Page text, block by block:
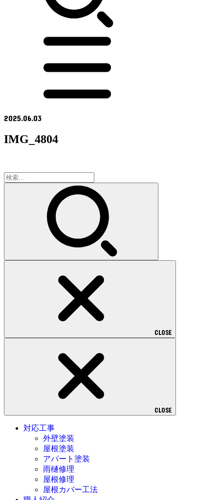
2025.06.03
IMG_4804
検
索:
CLOSE
CLOSE
対応工事
外壁塗装
屋根塗装
アパート塗装
雨樋修理
屋根修理
屋根カバー工法